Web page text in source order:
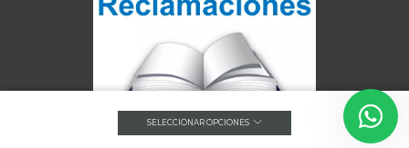
SELECCIONAR OPCIONES